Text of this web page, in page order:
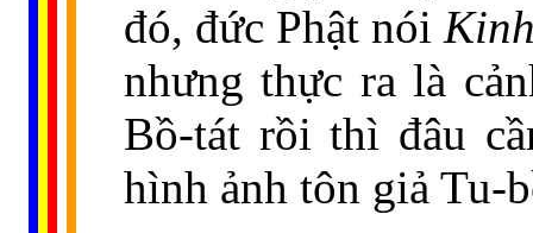
đó, đức Phật nói
nhưng thực ra là
Bồ-tát rồi thì đâu
hình ảnh tôn giả Tu-